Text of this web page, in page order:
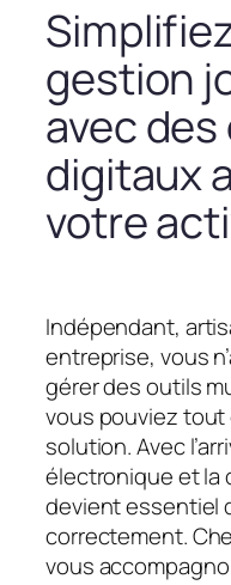
gestion
avec
digitaux
votre
Indépendant,
entreprise, vous
gérer des outils
vous pouviez
solution. Avec
électronique et la
devient essentiel
correctement.
vous